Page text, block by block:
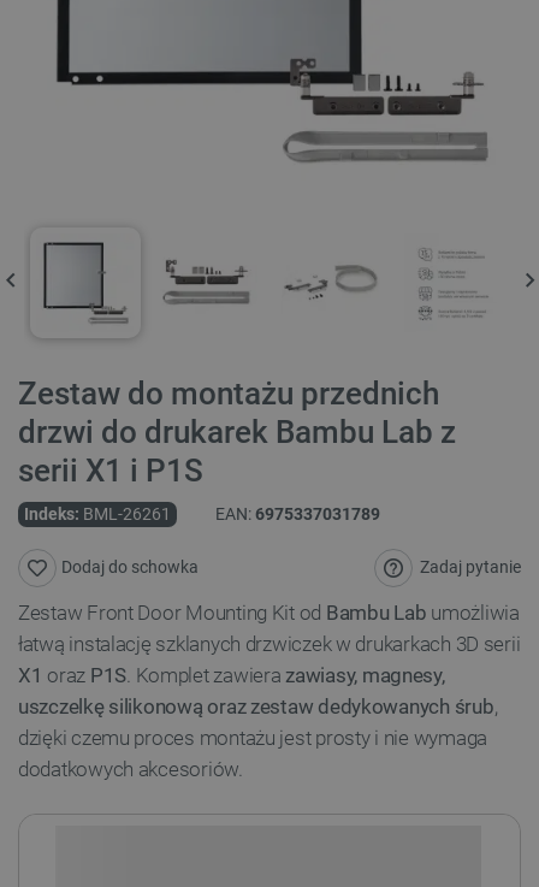
Zestaw do montażu przednich
drzwi do drukarek Bambu Lab z
serii X1 i P1S
Indeks: BML-26261 EAN:6975337031789
Zadaj pytanie
Dodaj do schowka
Zestaw Front Door Mounting Kit od Bambu Lab umożliwia
łatwą instalację szklanych drzwiczek w drukarkach 3D serii
X1 oraz P1S. Komplet zawierazawiasy, magnesy,
uszczelkę silikonową oraz zestaw dedykowanych śrub,
dzięki czemu proces montażu jest prosty i nie wymaga
dodatkowych akcesoriów.